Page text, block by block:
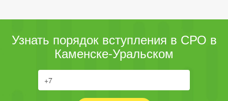
Узнать порядок вступления в СРО в
Каменске-Уральском